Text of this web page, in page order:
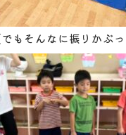
もそんなに振りかぶっ